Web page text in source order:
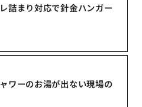
詰まり対応で針金ハンガー
ワーのお湯が出ない現場の